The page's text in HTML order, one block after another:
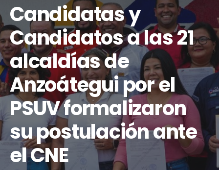
Candidatas y
Candidatos a las 21
alcaldías de
Anzoátegui por el
PSUV formalizaron
su postulación ante
el CNE